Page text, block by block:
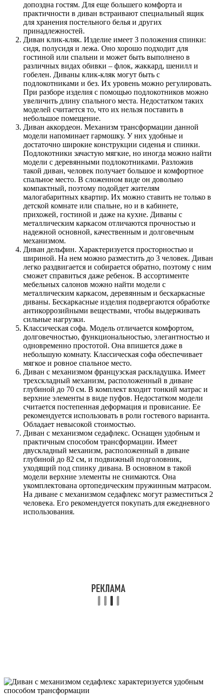
допоздна гостям. Для еще большего комфорта и
практичности в диван встраивают специальный ящик
для хранения постельного белья и других
принадлежностей.
Диван клик-кляк. Изделие имеет 3 положения спинки:
сидя, полусидя и лежа. Оно хорошо подходит для
гостиной или спальни и может быть выполнено в
различных видах обивки – флок, жаккард, шенилл и
гобелен. Диваны клик-кляк могут быть с
подлокотниками и без. Их уровень можно регулировать.
При разборе изделия с помощью подлокотников можно
увеличить длину спального места. Недостатком таких
моделей считается то, что их нельзя поставить в
небольшое помещение.
Диван аккордеон. Механизм трансформации данной
модели напоминает гармошку. У них удобные и
достаточно широкие конструкции сиденья и спинки.
Подлокотники зачастую мягкие, но иногда можно найти
модели с деревянными подлокотниками. Разложив
такой диван, человек получает большое и комфортное
спальное место. В сложенном виде он довольно
компактный, поэтому подойдет жителям
малогабаритных квартир. Их можно ставить не только в
детской комнате или спальне, но и в кабинете,
прихожей, гостиной и даже на кухне. Диваны с
металлическим каркасом отличаются прочностью и
надежной основной, качественным и долговечным
механизмом.
Диван дельфин. Характеризуется просторностью и
шириной. На нем можно разместить до 3 человек. Диван
легко раздвигается и собирается обратно, поэтому с ним
сможет справиться даже ребенок. В ассортименте
мебельных салонов можно найти модели с
металлическим каркасом, деревянным и бескаркасные
диваны. Бескаркасные изделия подвергаются обработке
антикоррозийными веществами, чтобы выдерживать
сильные нагрузки.
Классическая софа. Модель отличается комфортом,
долговечностью, функциональностью, элегантностью и
одновременно простотой. Она впишется даже в
небольшую комнату. Классическая софа обеспечивает
мягкое и ровное спальное место.
Диван с механизмом французская раскладушка. Имеет
трехскладный механизм, расположенный в диване
глубиной до 70 см. В комплект входит тонкий матрас и
верхние элементы в виде пуфов. Недостатком модели
считается постепенная деформация и провисание. Ее
рекомендуется использовать в роли гостевого варианта.
Обладает невысокой стоимостью.
Диван с механизмом седафлекс. Оснащен удобным и
практичным способом трансформации. Имеет
двускладный механизм, расположенный в диване
глубиной до 82 см, и подвижный подголовник,
уходящий под спинку дивана. В основном в такой
модели верхние элементы не снимаются. Она
укомплектована ортопедическим пружинным матрасом.
На диване с механизмом седафлекс могут разместиться 2
человека. Его рекомендуется покупать для ежедневного
использования.